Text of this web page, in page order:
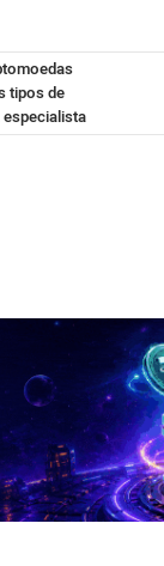
tipos de